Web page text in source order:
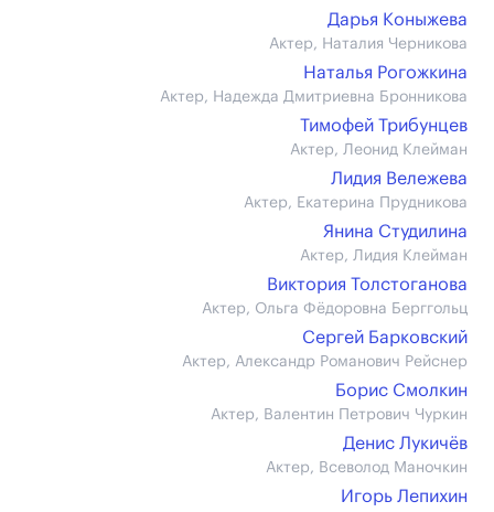
Дарья Коныжева
Актер, Наталия Черникова
Наталья Рогожкина
Актер, Надежда Дмитриевна Бронникова
Тимофей Трибунцев
Актер, Леонид Клейман
Лидия Вележева
Актер, Екатерина Прудникова
Янина Студилина
Актер, Лидия Клейман
Виктория Толстоганова
Актер, Ольга Фёдоровна Берггольц
Сергей Барковский
Актер, Александр Романович Рейснер
Борис Смолкин
Актер, Валентин Петрович Чуркин
Денис Лукичёв
Актер, Всеволод Маночкин
Игорь Лепихин